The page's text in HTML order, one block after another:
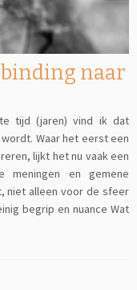
naar
tijd (jaren) vind ik dat
Waar het eerst een
lijkt het nu vaak een
en gemene
niet alleen voor de sfeer
begrip en nuance Wat